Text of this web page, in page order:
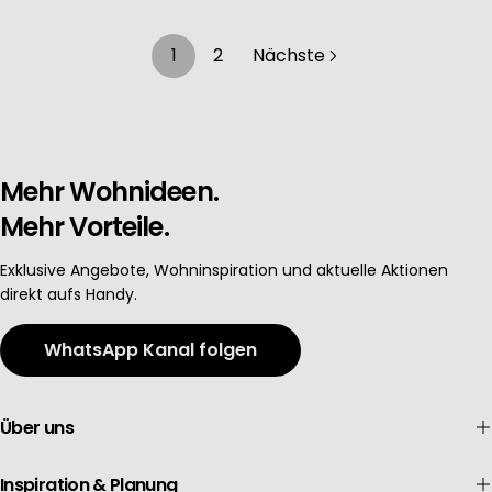
1 2 Nächste
Mehr Wohnideen.
Mehr Vorteile.
Exklusive Angebote, Wohninspiration und aktuelle Aktionen
direkt aufs Handy.
WhatsApp Kanal folgen
Über uns
Inspiration & Planung